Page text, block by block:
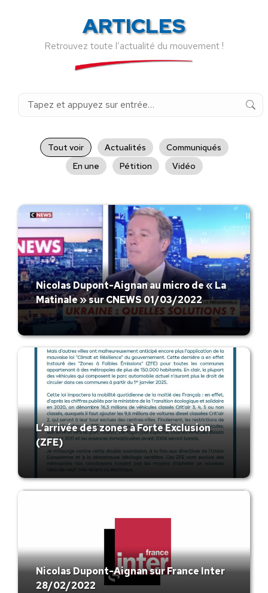
ARTICLES
Retrouvez toute l’actualité du mouvement !
Recherche
Tout voir Actualités
Communiqués
En une
Pétition Vidéo
Nicolas Dupont-Aignan au micro de « La
Matinale » sur CNEWS 01/03/2022
L’arrivée des zones à Forte Exclusion
(ZFE)
Nicolas Dupont-Aignan sur France Inter
28/02/2022